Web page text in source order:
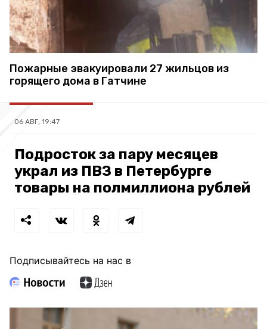
Пожарные эвакуировали 27 жильцов из
горящего дома в Гатчине
06 АВГ, 19:47
Подросток за пару месяцев
украл из ПВЗ в Петербурге
товары на полмиллиона рублей
Подписывайтесь на нас в